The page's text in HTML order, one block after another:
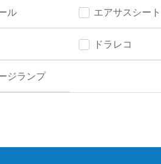
ル エアサスシート
ドラレコ
ジランプ